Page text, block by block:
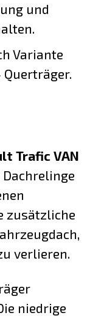
und
Variante
Querträger.
Trafic VAN
zusätzliche
verlieren.
niedrige